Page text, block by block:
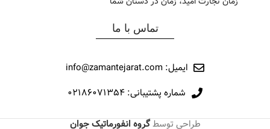
رفرانس 285 رفرانس
برند
تماس با ما
ایمیل: info@zamantejarat.com
شماره پشتیبانی: ۰۲۱۸۶۰۷۱۳۵۴
طراحی توسطگروه انفورماتیک جوان